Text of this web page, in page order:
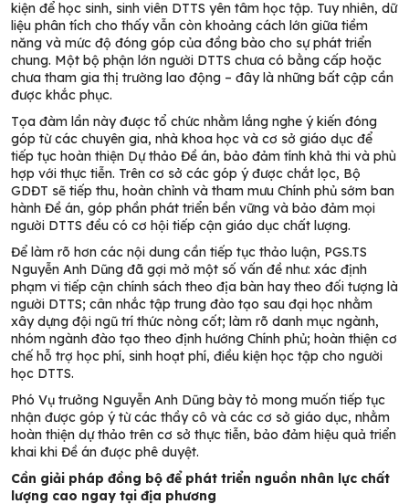
kiện để học sinh, sinh viên DTTS yên tâm học tập. Tuy nhiên, dữ
liệu phân tích cho thấy vẫn còn khoảng cách lớn giữa tiềm
năng và mức độ đóng góp của đồng bào cho sự phát triển
chung. Một bộ phận lớn người DTTS chưa có bằng cấp hoặc
chưa tham gia thị trường lao động – đây là những bất cập cần
được khắc phục.
Tọa đàm lần này được tổ chức nhằm lắng nghe ý kiến đóng
góp từ các chuyên gia, nhà khoa học và cơ sở giáo dục để
tiếp tục hoàn thiện Dự thảo Đề án, bảo đảm tính khả thi và phù
hợp với thực tiễn. Trên cơ sở các góp ý được chắt lọc, Bộ
GDĐT sẽ tiếp thu, hoàn chỉnh và tham mưu Chính phủ sớm ban
hành Đề án, góp phần phát triển bền vững và bảo đảm mọi
người DTTS đều có cơ hội tiếp cận giáo dục chất lượng.
Để làm rõ hơn các nội dung cần tiếp tục thảo luận, PGS.TS
Nguyễn Anh Dũng đã gợi mở một số vấn đề như: xác định
phạm vi tiếp cận chính sách theo địa bàn hay theo đối tượng là
người DTTS; cân nhắc tập trung đào tạo sau đại học nhằm
xây dựng đội ngũ trí thức nòng cốt; làm rõ danh mục ngành,
nhóm ngành đào tạo theo định hướng Chính phủ; hoàn thiện cơ
chế hỗ trợ học phí, sinh hoạt phí, điều kiện học tập cho người
học DTTS.
Phó Vụ trưởng Nguyễn Anh Dũng bày tỏ mong muốn tiếp tục
nhận được góp ý từ các thầy cô và các cơ sở giáo dục, nhằm
hoàn thiện dự thảo trên cơ sở thực tiễn, bảo đảm hiệu quả triển
khai khi Đề án được phê duyệt.
Cần giải pháp đồng bộ để phát triển nguồn nhân lực chất
lượng cao ngay tại địa phương